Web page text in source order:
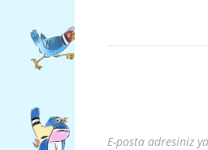
E-posta adresiniz